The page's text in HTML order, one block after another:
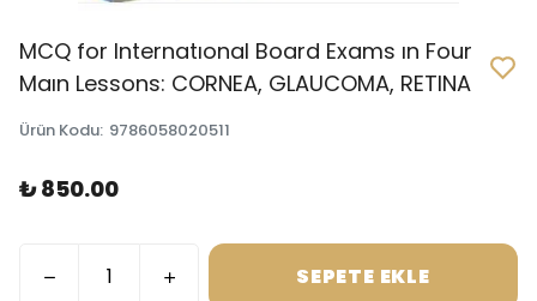
MCQ for Internatıonal Board Exams ın Four
Maın Lessons: CORNEA, GLAUCOMA, RETINA
Ürün Kodu: 9786058020511
₺ 850.00
SEPETE EKLE